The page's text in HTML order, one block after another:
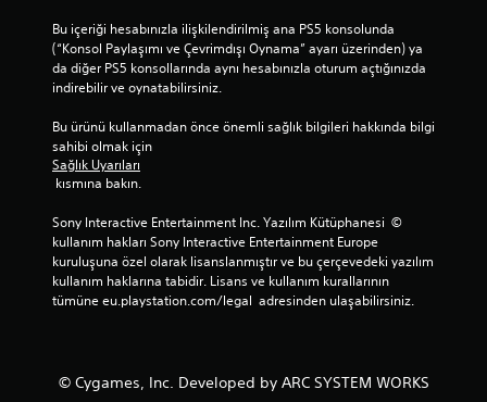
Bu içeriği hesabınızla ilişkilendirilmiş ana PS5 konsolunda
(“Konsol Paylaşımı ve Çevrimdışı Oynama” ayarı üzerinden) ya
da diğer PS5 konsollarında aynı hesabınızla oturum açtığınızda
indirebilir ve oynatabilirsiniz.
Bu ürünü kullanmadan önce önemli sağlık bilgileri hakkında bilgi
sahibi olmak için
Sağlık Uyarıları
kısmına bakın.
Sony Interactive Entertainment Inc. Yazılım Kütüphanesi  ©
kullanım hakları Sony Interactive Entertainment Europe
kuruluşuna özel olarak lisanslanmıştır ve bu çerçevedeki yazılım
kullanım haklarına tabidir. Lisans ve kullanım kurallarının
tümüne eu.playstation.com/legal  adresinden ulaşabilirsiniz.
© Cygames, Inc. Developed by ARC SYSTEM WORKS